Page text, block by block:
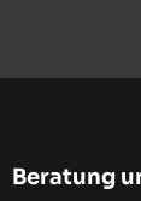
Beratung